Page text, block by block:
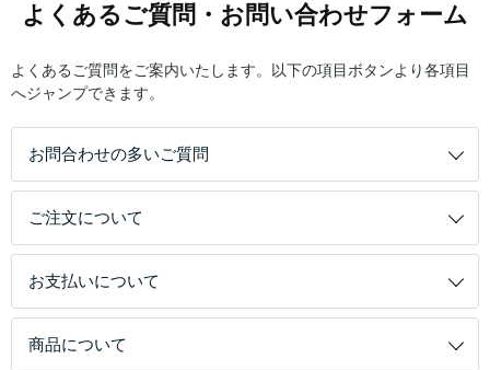
よくあるご質問・お問い合わせフォーム
よくあるご質問をご案内いたします。以下の項目ボタンより各項目
へジャンプできます。
お問合わせの多いご質問
ご注文について
お支払いについて
商品について